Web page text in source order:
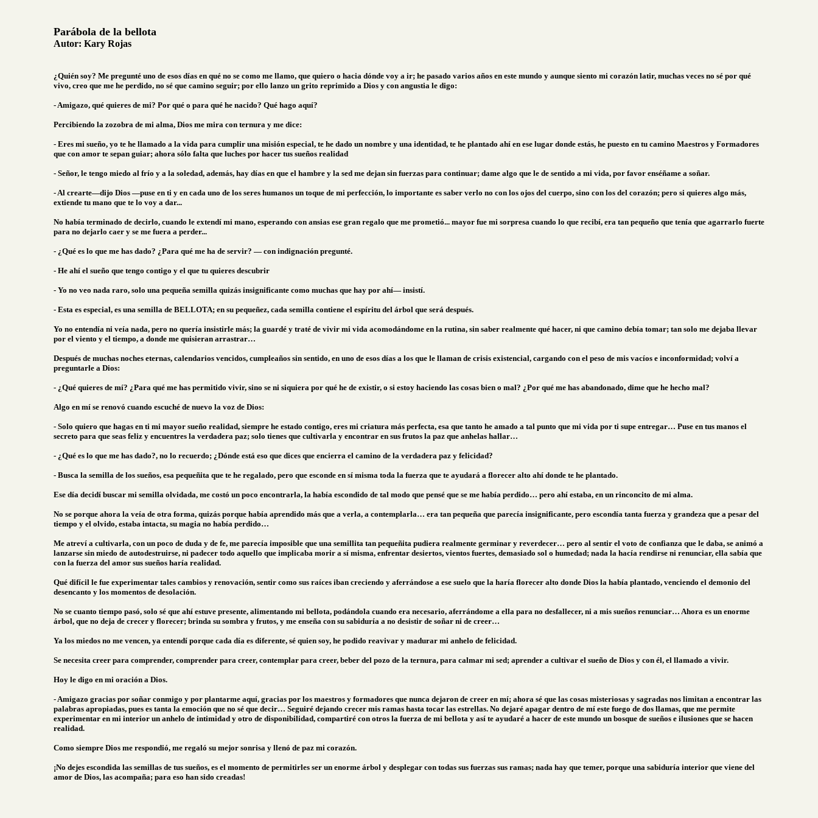
Parábola de la bellota
Autor: Kary Rojas
¿Quién soy? Me pregunté uno de esos días en qué no se como me llamo, que quiero o hacia dónde voy a ir; he pasado varios años en este mundo y aunque siento mi corazón latir, muchas veces no sé por qué
vivo, creo que me he perdido, no sé que camino seguir; por ello lanzo un grito reprimido a Dios y con angustia le digo:
- Amigazo, qué quieres de mi? Por qué o para qué he nacido? Qué hago aquí?
Percibiendo la zozobra de mi alma, Dios me mira con ternura y me dice:
- Eres mi sueño, yo te he llamado a la vida para cumplir una misión especial, te he dado un nombre y una identidad, te he plantado ahí en ese lugar donde estás, he puesto en tu camino Maestros y Formadores
que con amor te sepan guiar; ahora sólo falta que luches por hacer tus sueños realidad
- Señor, le tengo miedo al frío y a la soledad, además, hay días en que el hambre y la sed me dejan sin fuerzas para continuar; dame algo que le de sentido a mi vida, por favor enséñame a soñar.
- Al crearte—dijo Dios —puse en ti y en cada uno de los seres humanos un toque de mi perfección, lo importante es saber verlo no con los ojos del cuerpo, sino con los del corazón; pero si quieres algo más,
extiende tu mano que te lo voy a dar...
No había terminado de decirlo, cuando le extendí mi mano, esperando con ansias ese gran regalo que me prometió... mayor fue mi sorpresa cuando lo que recibí, era tan pequeño que tenía que agarrarlo fuerte
para no dejarlo caer y se me fuera a perder...
- ¿Qué es lo que me has dado? ¿Para qué me ha de servir? — con indignación pregunté.
- He ahí el sueño que tengo contigo y el que tu quieres descubrir
- Yo no veo nada raro, solo una pequeña semilla quizás insignificante como muchas que hay por ahí­— insistí.
- Esta es especial, es una semilla de BELLOTA; en su pequeñez, cada semilla contiene el espíritu del árbol que será después.
Yo no entendía ni veía nada, pero no quería insistirle más; la guardé y traté de vivir mi vida acomodándome en la rutina, sin saber realmente qué hacer, ni que camino debía tomar; tan solo me dejaba llevar
por el viento y el tiempo, a donde me quisieran arrastrar…
Después de muchas noches eternas, calendarios vencidos, cumpleaños sin sentido, en uno de esos días a los que le llaman de crisis existencial, cargando con el peso de mis vacíos e inconformidad; volví a
preguntarle a Dios:
- ¿Qué quieres de mí? ¿Para qué me has permitido vivir, sino se ni siquiera por qué he de existir, o si estoy haciendo las cosas bien o mal? ¿Por qué me has abandonado, dime que he hecho mal?
Algo en mí se renovó cuando escuché de nuevo la voz de Dios:
- Solo quiero que hagas en ti mi mayor sueño realidad, siempre he estado contigo, eres mi criatura más perfecta, esa que tanto he amado a tal punto que mi vida por ti supe entregar… Puse en tus manos el
secreto para que seas feliz y encuentres la verdadera paz; solo tienes que cultivarla y encontrar en sus frutos la paz que anhelas hallar…
- ¿Qué es lo que me has dado?, no lo recuerdo; ¿Dónde está eso que dices que encierra el camino de la verdadera paz y felicidad?
- Busca la semilla de los sueños, esa pequeñita que te he regalado, pero que esconde en sí misma toda la fuerza que te ayudará a florecer alto ahí donde te he plantado.
Ese día decidí buscar mi semilla olvidada, me costó un poco encontrarla, la había escondido de tal modo que pensé que se me había perdido… pero ahí estaba, en un rinconcito de mi alma.
No se porque ahora la veía de otra forma, quizás porque había aprendido más que a verla, a contemplarla… era tan pequeña que parecía insignificante, pero escondía tanta fuerza y grandeza que a pesar del
tiempo y el olvido, estaba intacta, su magia no había perdido…
Me atreví a cultivarla, con un poco de duda y de fe, me parecía imposible que una semillita tan pequeñita pudiera realmente germinar y reverdecer… pero al sentir el voto de confianza que le daba, se animó a
lanzarse sin miedo de autodestruirse, ni padecer todo aquello que implicaba morir a sí misma, enfrentar desiertos, vientos fuertes, demasiado sol o humedad; nada la hacía rendirse ni renunciar, ella sabía que
con la fuerza del amor sus sueños haría realidad.
Qué difícil le fue experimentar tales cambios y renovación, sentir como sus raíces iban creciendo y aferrándose a ese suelo que la haría florecer alto donde Dios la había plantado, venciendo el demonio del
desencanto y los momentos de desolación.
No se cuanto tiempo pasó, solo sé que ahí estuve presente, alimentando mi bellota, podándola cuando era necesario, aferrándome a ella para no desfallecer, ni a mis sueños renunciar… Ahora es un enorme
árbol, que no deja de crecer y florecer; brinda su sombra y frutos, y me enseña con su sabiduría a no desistir de soñar ni de creer…
Ya los miedos no me vencen, ya entendí porque cada día es diferente, sé quien soy, he podido reavivar y madurar mi anhelo de felicidad.
Se necesita creer para comprender, comprender para creer, contemplar para creer, beber del pozo de la ternura, para calmar mi sed; aprender a cultivar el sueño de Dios y con él, el llamado a vivir.
Hoy le digo en mi oración a Dios.
- Amigazo gracias por soñar conmigo y por plantarme aquí, gracias por los maestros y formadores que nunca dejaron de creer en mí; ahora sé que las cosas misteriosas y sagradas nos limitan a encontrar las
palabras apropiadas, pues es tanta la emoción que no sé que decir… Seguiré dejando crecer mis ramas hasta tocar las estrellas. No dejaré apagar dentro de mí este fuego de dos llamas, que me permite
experimentar en mi interior un anhelo de intimidad y otro de disponibilidad, compartiré con otros la fuerza de mi bellota y así te ayudaré a hacer de este mundo un bosque de sueños e ilusiones que se hacen
realidad.
Como siempre Dios me respondió, me regaló su mejor sonrisa y llenó de paz mi corazón.
¡No dejes escondida las semillas de tus sueños, es el momento de permitirles ser un enorme árbol y desplegar con todas sus fuerzas sus ramas; nada hay que temer, porque una sabiduría interior que viene del
amor de Dios, las acompaña; para eso han sido creadas!